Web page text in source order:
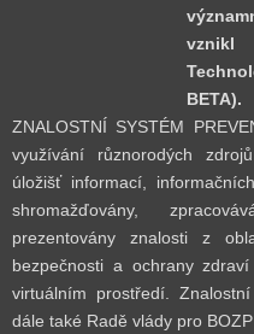
BETA).
ZNALOSTNÍ SYSTÉM
využívání různorodých
úložišť informací,
shromažďovány,
prezentovány znalosti z
bezpečnosti a ochrany
virtuálním prostředí.
dále také Radě vlády pro